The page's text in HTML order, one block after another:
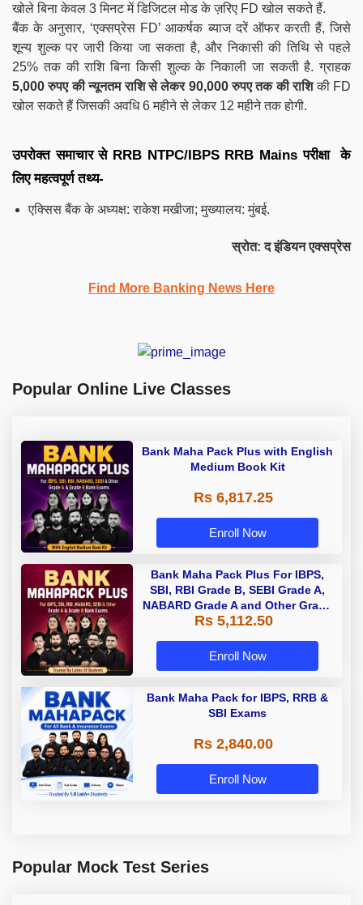
खोले बिना केवल 3 मिनट में डिजिटल मोड के ज़रिए FD खोल सकते हैं.
बैंक के अनुसार, ‘एक्सप्रेस FD’ आकर्षक ब्याज दरें ऑफर करती हैं, जिसे
शून्य शुल्क पर जारी किया जा सकता है, और निकासी की तिथि से पहले
25% तक की राशि बिना किसी शुल्क के निकाली जा सकती है. ग्राहक
5,000 रुपए की न्यूनतम राशि से लेकर 90,000 रुपए तक की राशिकी FD
खोल सकते हैं जिसकी अवधि 6 महीने से लेकर 12 महीने तक होगी.
उपरोक्त समाचार से RRB NTPC/IBPS RRB Mains परीक्षा के
लिए महत्वपूर्ण तथ्य-
एक्सिस बैंक के अध्यक्ष: राकेश मखीजा; मुख्यालय: मुंबई.
स्रोत: द इंडियन एक्सप्रेस
Find More Banking News Here
Popular Online Live Classes
Bank Maha Pack Plus with English
Medium Book Kit
Rs 6,817.25
Enroll Now
Bank Maha Pack Plus For IBPS,
SBI, RBI Grade B, SEBI Grade A,
NABARD Grade A and Other Grade
A & Grade B Bank Exams
Rs 5,112.50
Enroll Now
Bank Maha Pack for IBPS, RRB &
SBI Exams
Rs 2,840.00
Enroll Now
Popular Mock Test Series